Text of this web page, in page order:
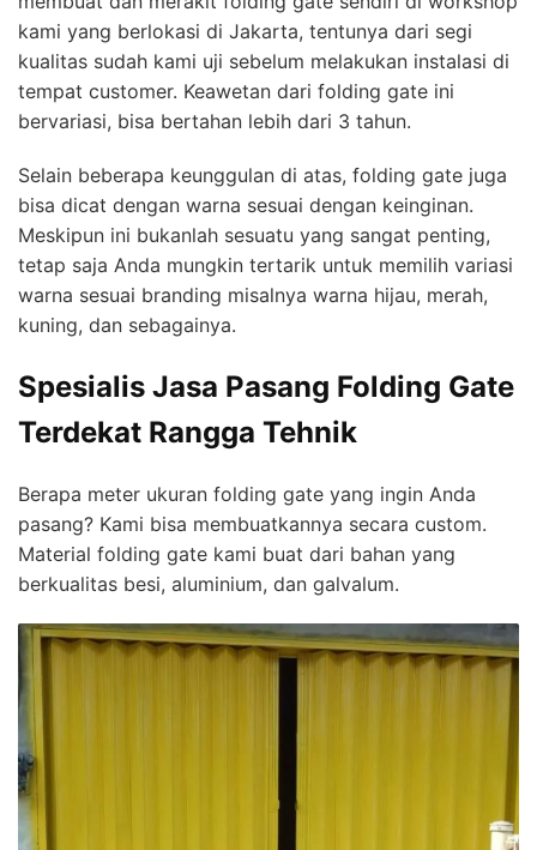
kami yang berlokasi di Jakarta, tentunya dari segi
kualitas sudah kami uji sebelum melakukan instalasi di
tempat customer. Keawetan dari folding gate ini
bervariasi, bisa bertahan lebih dari 3 tahun.
Selain beberapa keunggulan di atas, folding gate juga
bisa dicat dengan warna sesuai dengan keinginan.
Meskipun ini bukanlah sesuatu yang sangat penting,
tetap saja Anda mungkin tertarik untuk memilih variasi
warna sesuai branding misalnya warna hijau, merah,
kuning, dan sebagainya.
Spesialis Jasa Pasang Folding Gate
Terdekat Rangga Tehnik
Berapa meter ukuran folding gate yang ingin Anda
pasang? Kami bisa membuatkannya secara custom.
Material folding gate kami buat dari bahan yang
berkualitas besi, aluminium, dan galvalum.